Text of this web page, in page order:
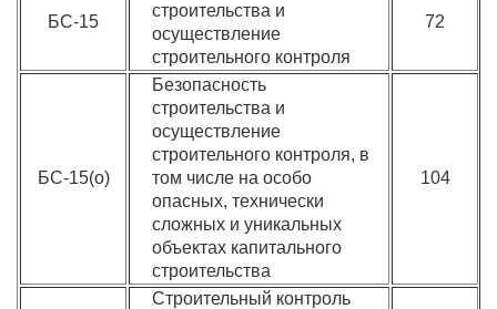
БС-15
строительства и
осуществление
строительного контроля
72
БС-15(о)
Безопасность
строительства и
осуществление
строительного контроля, в
том числе на особо
опасных, технически
сложных и уникальных
объектах капитального
строительства
104
Строительный контроль